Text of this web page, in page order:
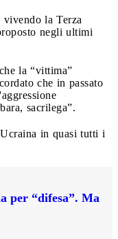
vivendo la Terza
negli ultimi
la “vittima”
che in passato
sacrilega”.
in quasi tutti i
per “difesa”. Ma